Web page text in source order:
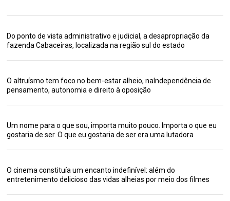
Do ponto de vista administrativo e judicial, a desapropriação da
fazenda Cabaceiras, localizada na região sul do estado
O altruísmo tem foco no bem-estar alheio, naIndependência de
pensamento, autonomia e direito à oposição
Um nome para o que sou, importa muito pouco. Importa o que eu
gostaria de ser. O que eu gostaria de ser era uma lutadora
O cinema constituía um encanto indefinível: além do
entretenimento delicioso das vidas alheias por meio dos filmes